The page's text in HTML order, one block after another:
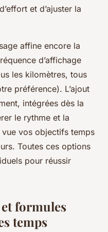
et d’ajuster la
affine encore la
d’affichage
les kilomètres, tous
préférence). L’ajout
intégrées dès la
le rythme et la
vos objectifs temps
Toutes ces options
pour réussir
formules
temps